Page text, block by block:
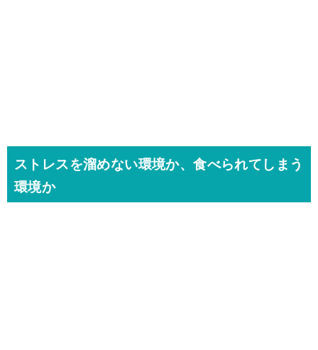
ストレスを溜めない環境か、食べられてしまう
環境か